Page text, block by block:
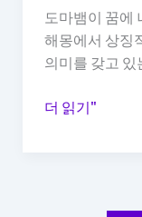
기
쁨
의
미
도마뱀이 꿈에
해몽에서 상징
의미를 갖고 있
도
더 읽기"